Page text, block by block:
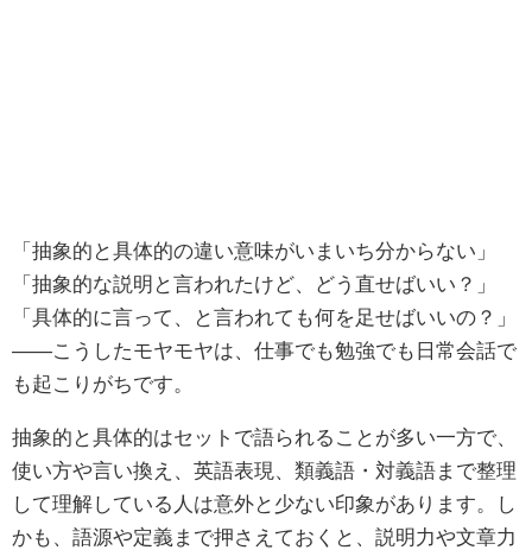
「抽象的と具体的の違い意味がいまいち分からない」
「抽象的な説明と言われたけど、どう直せばいい？」
「具体的に言って、と言われても何を足せばいいの？」
——こうしたモヤモヤは、仕事でも勉強でも日常会話で
も起こりがちです。
抽象的と具体的はセットで語られることが多い一方で、
使い方や言い換え、英語表現、類義語・対義語まで整理
して理解している人は意外と少ない印象があります。し
かも、語源や定義まで押さえておくと、説明力や文章力